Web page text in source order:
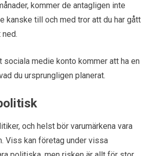
kommer de antagligen inte
kanske till och med tror att du har gått
sociala medie konto kommer att ha en
du ursprungligen planerat.
och helst bör varumärkena vara
Viss kan företag under vissa